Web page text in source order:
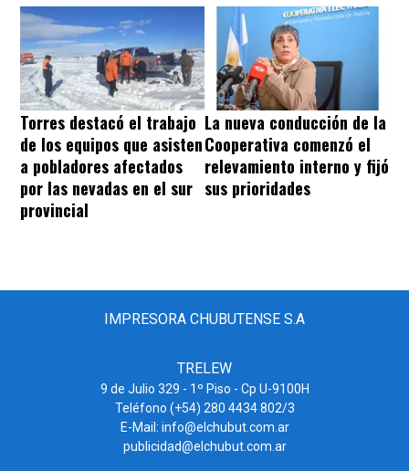
Torres destacó el trabajo
de los equipos que asisten
a pobladores afectados
por las nevadas en el sur
provincial
La nueva conducción de la
Cooperativa comenzó el
relevamiento interno y fijó
sus prioridades
IMPRESORA CHUBUTENSE S.A
TRELEW
9 de Julio 329 - 1º Piso - Cp U-9100H
Teléfono (+54) 280 4434 802/3
E-Mail: info@elchubut.com.ar
publicidad@elchubut.com.ar